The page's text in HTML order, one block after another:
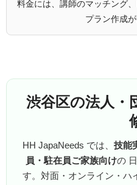
料金には、講師のマッチング
プラン作成が
渋谷区の法人・
HH JapaNeeds では、 技能
員・駐在員ご家族向けの
す。対面・オンライン・ハ